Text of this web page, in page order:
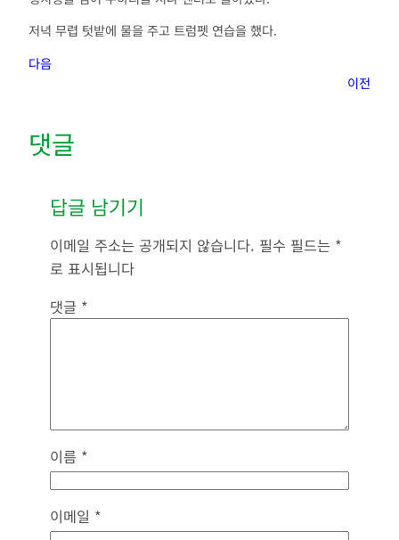
저녁 무렵 텃밭에 물을 주고 트럼펫 연습을 했다.
다음
이전
댓글
답글 남기기
이메일 주소는 공개되지 않습니다. 필수 필드는 *
로 표시됩니다
댓글 *
이름 *
이메일 *